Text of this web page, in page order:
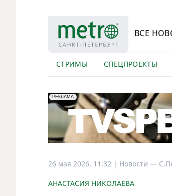
ВСЕ
СТРИМЫ СПЕЦПРОЕКТЫ
erid: LdtCK5Efv
РЕКЛАМА
АО "ГАТР", ИНН: 7841320717
26 мая 2026, 11:32 | Новости —
АНАСТАСИЯ НИКОЛАЕВА